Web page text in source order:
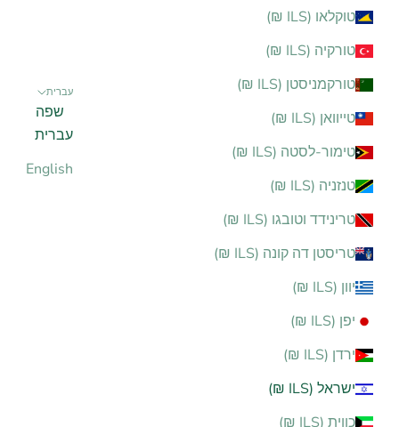
טוקלאו (ILS ₪)
טורקיה (ILS ₪)
טורקמניסטן (ILS ₪)
טייוואן (ILS ₪)
טימור-לסטה (ILS ₪)
טנזניה (ILS ₪)
טרינידד וטובגו (ILS ₪)
טריסטן דה קונה (ILS ₪)
יוון (ILS ₪)
יפן (ILS ₪)
ירדן (ILS ₪)
ישראל (ILS ₪)
כווית (ILS ₪)
עברית
שפה
עברית
English